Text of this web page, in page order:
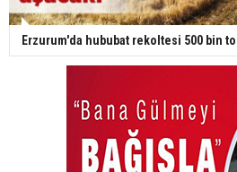
Erzurum'da hububat rekoltesi 500 bin